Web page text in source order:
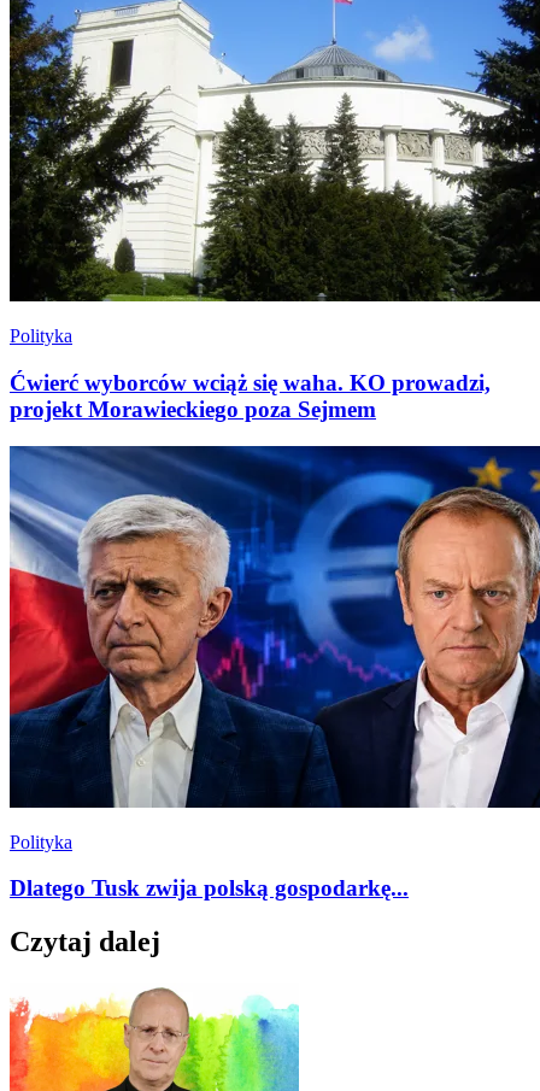
Polityka
Ćwierć wyborców wciąż się waha. KO prowadzi,
projekt Morawieckiego poza Sejmem
Polityka
Dlatego Tusk zwija polską gospodarkę...
Czytaj dalej